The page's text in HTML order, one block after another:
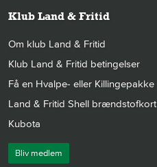
Klub Land & Fritid
Om klub Land & Fritid
Klub Land & Fritid betingelser
Få en Hvalpe- eller Killingepakke
Land & Fritid Shell brændstofkort
Kubota
Bliv medlem